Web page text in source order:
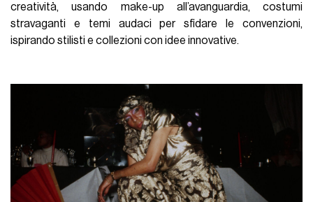
creatività, usando make-up all’avanguardia, costumi
stravaganti e temi audaci per sfidare le convenzioni,
ispirando stilisti e collezioni con idee innovative.